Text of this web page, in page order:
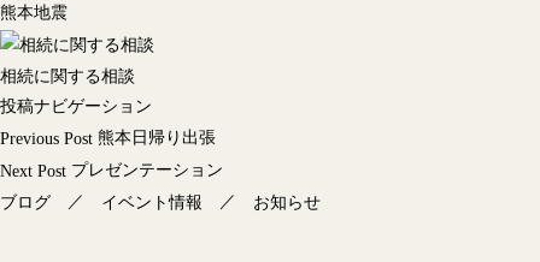
熊本地震
相続に関する相談
投稿ナビゲーション
Previous Post 熊本日帰り出張
Next Post プレゼンテーション
ブログ ／ イベント情報 ／ お知らせ